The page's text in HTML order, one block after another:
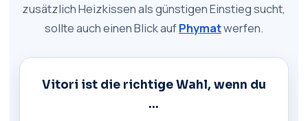
zusätzlich Heizkissen als günstigen Einstieg sucht,
sollte auch einen Blick aufPhymatwerfen.
Vitori ist die richtige Wahl, wenn du
…